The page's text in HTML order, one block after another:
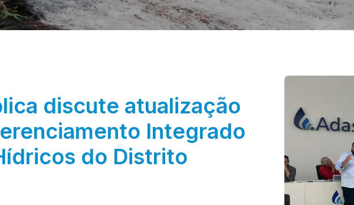
discute atualização
Integrado
do Distrito